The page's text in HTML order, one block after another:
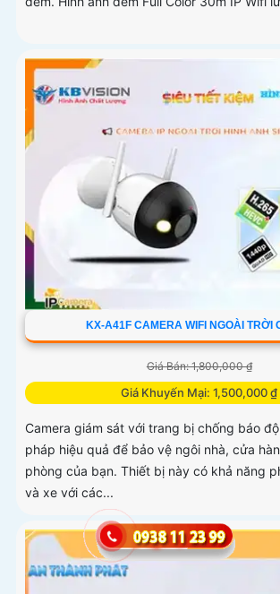
KX-A41F CAMERA WIFI NGOÀI TRỜI
Giá Bán: 1,800,000 ₫
Giá Khuyến Mại: 1,500,000 ₫
Camera giám sát với trang bị chống báo
pháp hiệu quả để bảo vệ ngôi nhà, cửa
phòng của bạn. Thiết bị này có khả năng
và xe với các...